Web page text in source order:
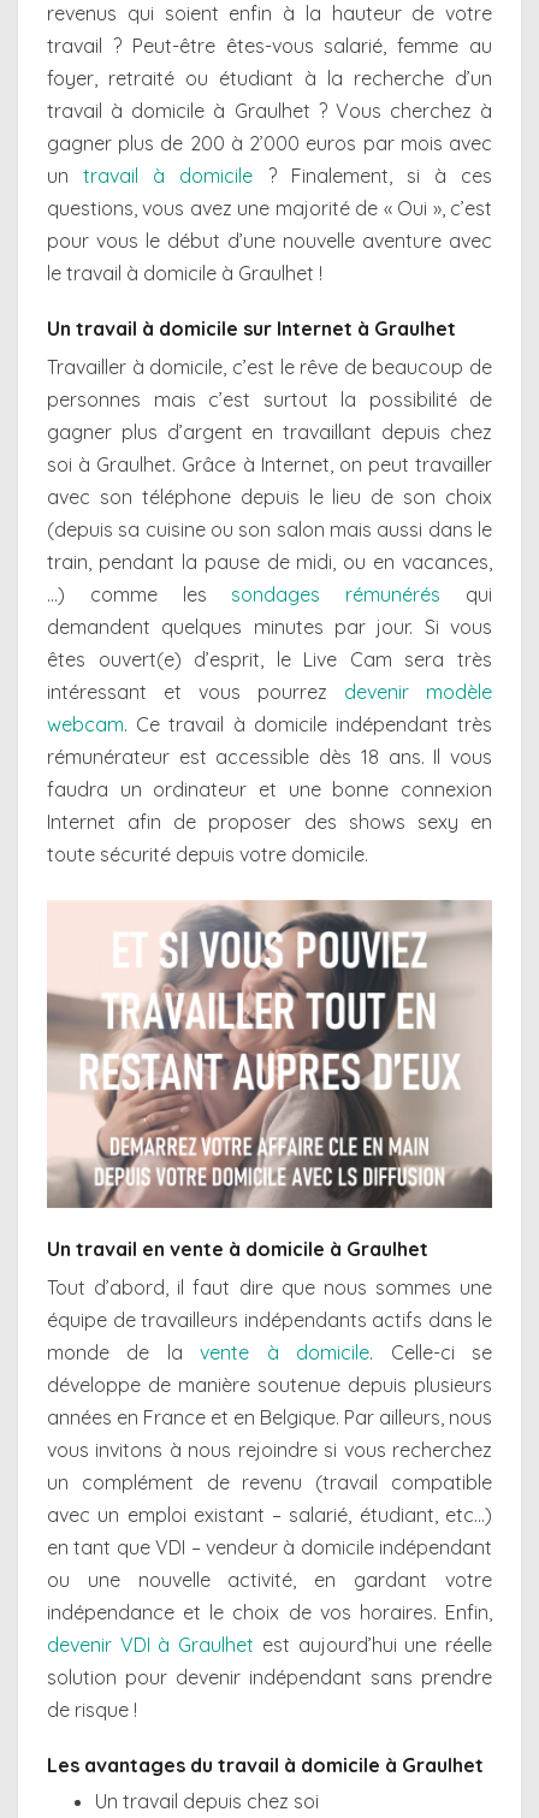
revenus qui soient enfin à la hauteur de votre
travail ? Peut-être êtes-vous salarié, femme au
foyer, retraité ou étudiant à la recherche d’un
travail à domicile à Graulhet ? Vous cherchez à
gagner plus de 200 à 2’000 euros par mois avec
untravail à domicile ? Finalement, si à ces
questions, vous avez une majorité de « Oui », c’est
pour vous le début d’une nouvelle aventure avec
le travail à domicile à Graulhet !
Un travail à domicile sur Internet à Graulhet
Travailler à domicile, c’est le rêve de beaucoup de
personnes mais c’est surtout la possibilité de
gagner plus d’argent en travaillant depuis chez
soi à Graulhet. Grâce à Internet, on peut travailler
avec son téléphone depuis le lieu de son choix
(depuis sa cuisine ou son salon mais aussi dans le
train, pendant la pause de midi, ou en vacances,
…) comme les sondages rémunérés qui
demandent quelques minutes par jour. Si vous
êtes ouvert(e) d’esprit, le Live Cam sera très
intéressant et vous pourrez devenir modèle
webcam. Ce travail à domicile indépendant très
rémunérateur est accessible dès 18 ans. Il vous
faudra un ordinateur et une bonne connexion
Internet afin de proposer des shows sexy en
toute sécurité depuis votre domicile.
Un travail en vente à domicile à Graulhet
Tout d’abord, il faut dire que nous sommes une
équipe de travailleurs indépendants actifs dans le
monde de lavente à domicile. Celle-ci se
développe de manière soutenue depuis plusieurs
années en France et en Belgique. Par ailleurs, nous
vous invitons à nous rejoindre si vous recherchez
un complément de revenu (travail compatible
avec un emploi existant – salarié, étudiant, etc…)
en tant que VDI – vendeur à domicile indépendant
ou une nouvelle activité, en gardant votre
indépendance et le choix de vos horaires. Enfin,
devenir VDI à Graulhet est aujourd’hui une réelle
solution pour devenir indépendant sans prendre
de risque !
Les avantages du travail à domicile à Graulhet
Un travail depuis chez soi